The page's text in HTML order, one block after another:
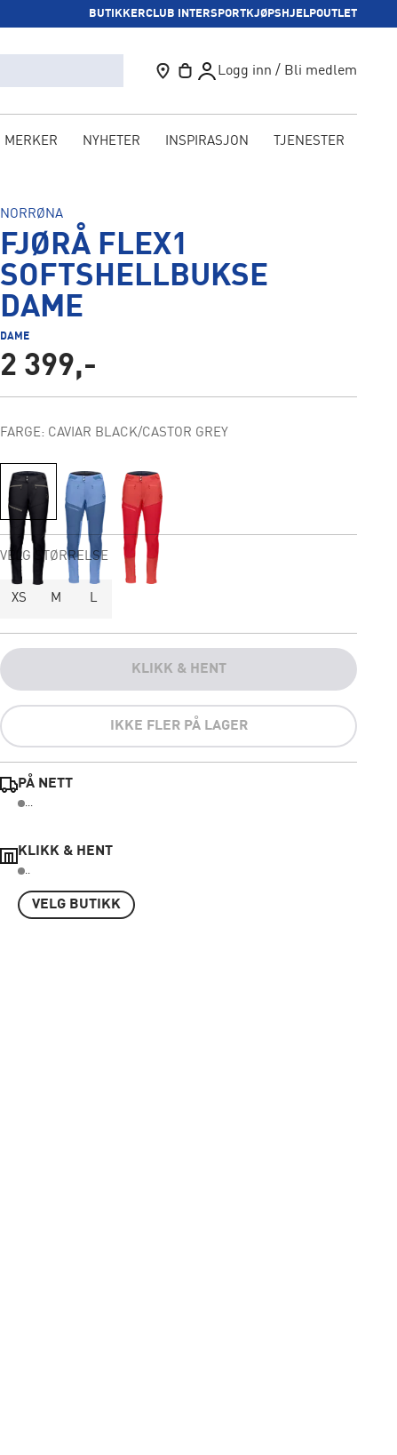
BUTIKKERCLUB INTERSPORTKJØPSHJELPOUTLET
Logg inn / Bli medlem
MERKER NYHETER INSPIRASJON TJENESTER
NORRØNA
FJØRÅ FLEX1
SOFTSHELLBUKSE
DAME
DAME
2 399,-
FARGE: CAVIAR BLACK/CASTOR GREY
VELG STØRRELSE
XS M L
KLIKK & HENT
IKKE FLER PÅ LAGER
PÅ NETT
...
KLIKK & HENT
..
VELG BUTIKK